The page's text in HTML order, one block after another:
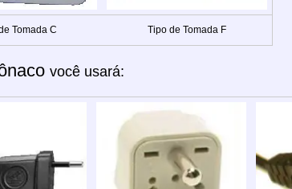
Tomada C Tipo de Tomada F
você usará: